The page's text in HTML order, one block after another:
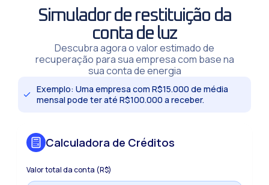
Simulador de restituição da
conta de luz
Descubra agora o valor estimado de
recuperação para sua empresa com base na
sua conta de energia
Exemplo: Uma empresa com R$15.000 de média
mensal pode ter até R$100.000 a receber.